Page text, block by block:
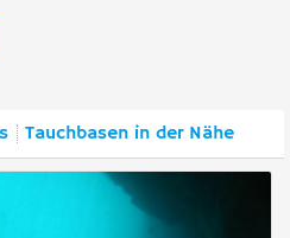
Tauchbasen in der Nähe